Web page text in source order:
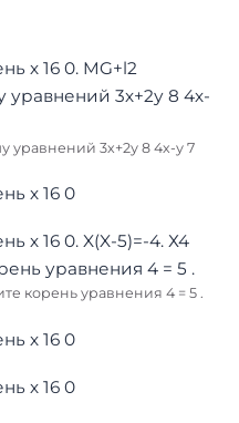
уравнений 3х+2у 8 4х-у 7
корень уравнения 4 = 5 .